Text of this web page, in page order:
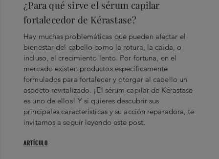
¿Para qué sirve el sérum capilar
fortalecedor de Kérastase?
Hay muchas problemáticas que pueden afectar el
bienestar del cabello como la rotura, la caída, o
incluso, el crecimiento lento. Por fortuna, en el
mercado existen productos específicamente
formulados para fortalecer y otorgar al cabello un
aspecto revitalizado. ¡El sérum capilar de Kérastase
es uno de ellos! Y si quieres descubrir sus
principales características y su acción reparadora, te
invitamos a seguir leyendo este post.
ARTÍCULO